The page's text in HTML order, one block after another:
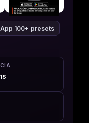
App 100+ presets